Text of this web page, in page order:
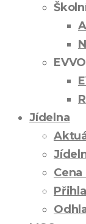
EVVO
Jídelna